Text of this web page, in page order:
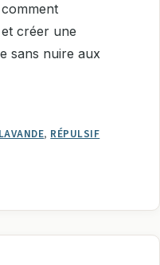
créer une
sans nuire aux
LAVANDE, RÉPULSIF